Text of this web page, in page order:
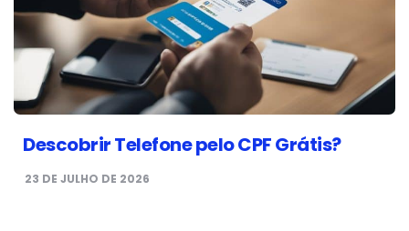
Descobrir Telefone pelo CPF Grátis?
23 DE JULHO DE 2026